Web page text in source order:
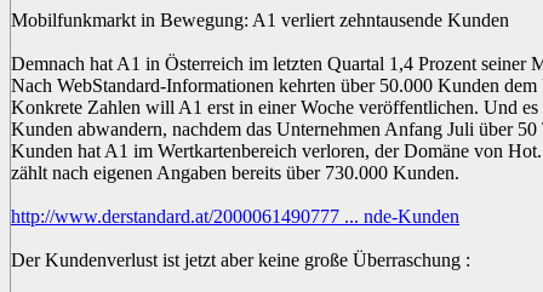
Mobilfunkmarkt in Bewegung: A1 verliert zehntausende Kunden
Demnach hat A1 in Österreich im letzten Quartal 1,4 Prozent seiner
Nach WebStandard-Informationen kehrten über 50.000 Kunden
Konkrete Zahlen will A1 erst in einer Woche veröffentlichen. Und es
Kunden abwandern, nachdem das Unternehmen Anfang Juli über
Kunden hat A1 im Wertkartenbereich verloren, der Domäne von
zählt nach eigenen Angaben bereits über 730.000 Kunden.
http://www.derstandard.at/2000061490777 ... nde-Kunden
Der Kundenverlust ist jetzt aber keine große Überraschung :